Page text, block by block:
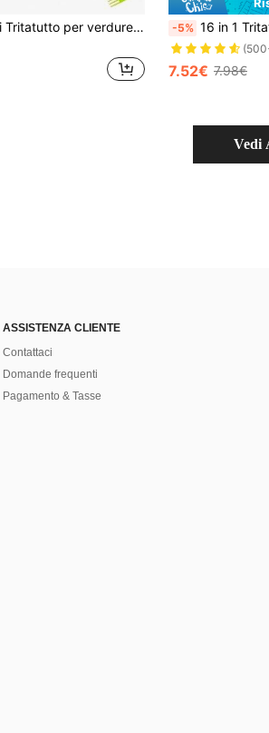
16 pezzi Tritatutto per verdure con contenitore | Grattugia per formaggio, affettatrice per insalata, trituratore, tritatutto per cavolo in acciaio inossidabile, taglierina per patatine fritte, adatto per verdure, cipolle, patate, frutta, utensili da cucina manuali, forniture per cucina per feste, compleanni e all'aperto
-5% 16 in 1 Tritatutto Multifunzionale con Manico, Inclusi Grattugia, Affettatrice,
7.52€ 7.98€
Vedi
ASSISTENZA CLIENTE
Contattaci
Domande frequenti
Pagamento & Tasse